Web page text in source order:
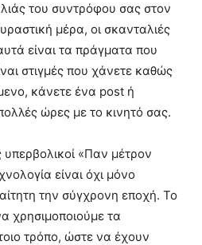
του συντρόφου σας στον
μέρα, οι σκανταλιές
είναι τα πράγματα που
στιγμές που χάνετε καθώς
κάνετε ένα post ή
ώρες με το κινητό σας.
«Παν μέτρον
είναι όχι μόνο
την σύγχρονη εποχή. Το
χρησιμοποιούμε τα
τρόπο, ώστε να έχουν